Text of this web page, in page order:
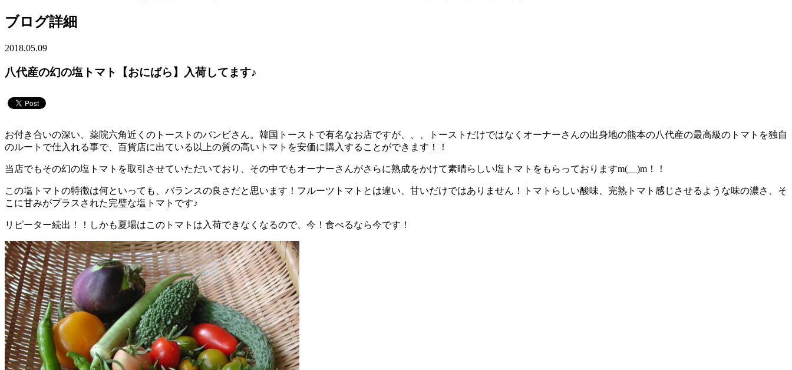
ブログ詳細
2018.05.09
八代産の幻の塩トマト【おにばら】入荷してます♪
お付き合いの深い、薬院六角近くのトーストのバンビさん。韓国トーストで有名なお店ですが、、、トーストだけではなくオーナーさんの出身地の熊本の八代産の最高級のトマトを独自
のルートで仕入れる事で、百貨店に出ている以上の質の高いトマトを安価に購入することができます！！
当店でもその幻の塩トマトを取引させていただいており、その中でもオーナーさんがさらに熟成をかけて素晴らしい塩トマトをもらっておりますm(__)m！！
この塩トマトの特徴は何といっても、バランスの良さだと思います！フルーツトマトとは違い、甘いだけではありません！トマトらしい酸味、完熟トマト感じさせるような味の濃さ、そ
こに甘みがプラスされた完璧な塩トマトです♪
リピーター続出！！しかも夏場はこのトマトは入荷できなくなるので、今！食べるなら今です！